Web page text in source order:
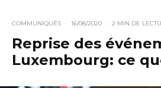
COMMUNIQUÉS · 16/08/2020 · 2 MIN DE
Reprise des
Luxembourg: ce